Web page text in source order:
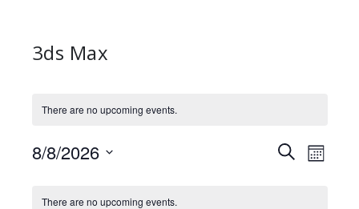
3ds Max
There are no upcoming events.
Events
SearchEvent
Month
8/8/2026
Calendar
There are no upcoming events.